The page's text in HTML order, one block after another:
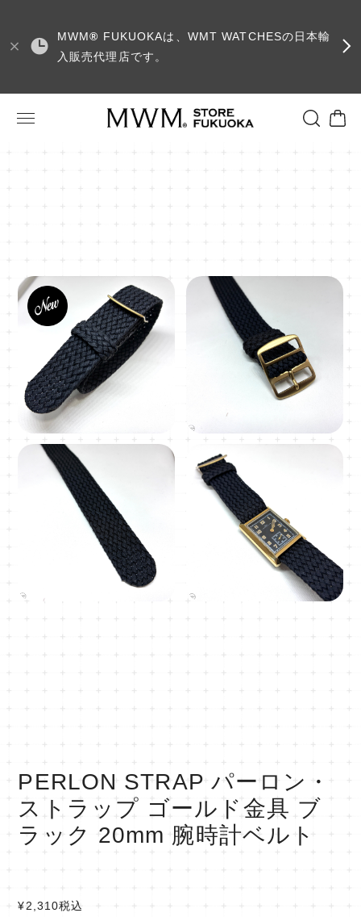
MWM® FUKUOKAは、WMT WATCHESの日本輸
入販売代理店です。
PERLON STRAP パーロン・
ストラップ ゴールド金具 ブ
ラック 20mm 腕時計ベルト
¥2,310税込